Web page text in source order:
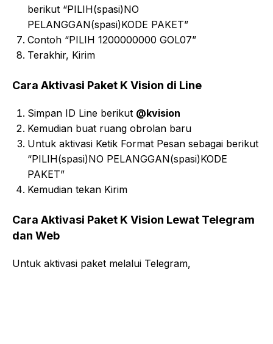
berikut “PILIH(spasi)NO
PELANGGAN(spasi)KODE PAKET”
Contoh “PILIH 1200000000 GOL07”
Terakhir, Kirim
Cara Aktivasi Paket K Vision di Line
Simpan ID Line berikut @kvision
Kemudian buat ruang obrolan baru
Untuk aktivasi Ketik Format Pesan sebagai berikut
“PILIH(spasi)NO PELANGGAN(spasi)KODE
PAKET”
Kemudian tekan Kirim
Cara Aktivasi Paket K Vision Lewat Telegram
dan Web
Untuk aktivasi paket melalui Telegram,